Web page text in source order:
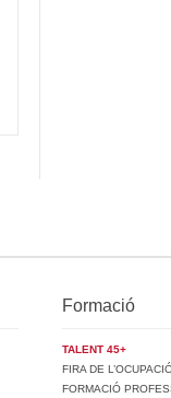
Formació
TALENT 45+
FIRA DE
FORMACIÓ